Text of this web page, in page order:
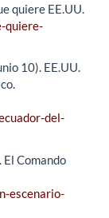
quiere EE.UU.
quiere-
10). EE.UU.
del-
El Comando
escenario-